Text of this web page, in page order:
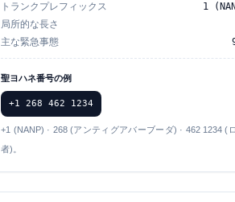
トランクプレフィックス
1
局所的な長さ
主な緊急事態
聖ヨハネ番号の例
+1 268 462 1234
+1 (NANP) · 268 (アンティグアバーブーダ) · 462 1234 (
者)。